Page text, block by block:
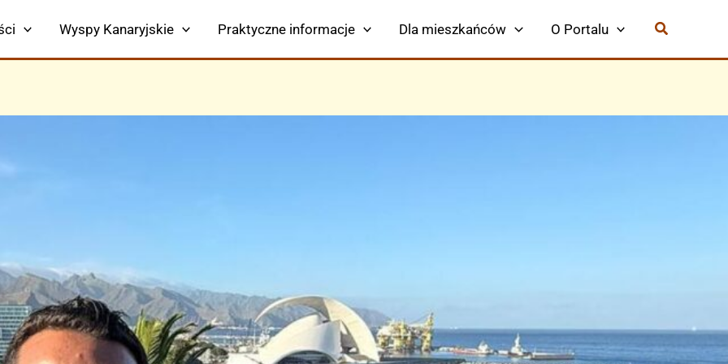
Wyspy Kanaryjskie Praktyczne informacje Dla mieszkańców O Portalu